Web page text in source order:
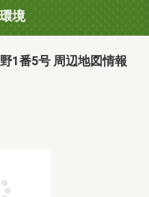
境
1番5号 周辺地図情報